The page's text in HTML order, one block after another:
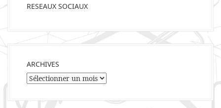
RESEAUX SOCIAUX
ARCHIVES
Archives